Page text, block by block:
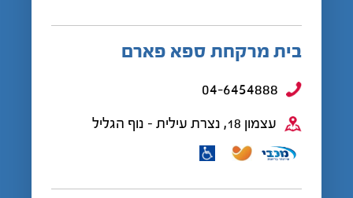
בית מרקחת ספא פארם
04-6454888
עצמון 18, נצרת עילית - נוף הגליל